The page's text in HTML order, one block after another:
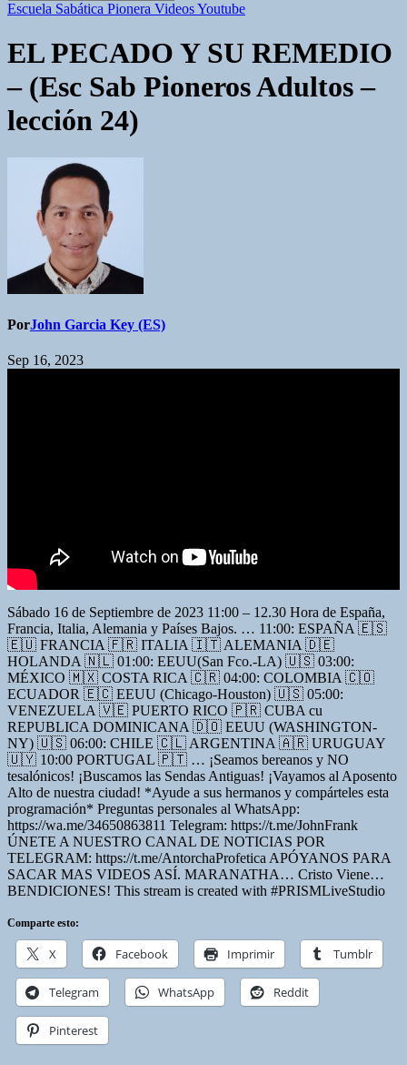
Escuela Sabática Pionera Videos Youtube
EL PECADO Y SU REMEDIO
– (Esc Sab Pioneros Adultos –
lección 24)
PorJohn Garcia Key (ES)
Sep 16, 2023
Sábado 16 de Septiembre de 2023 11:00 – 12.30 Hora de España,
Francia, Italia, Alemania y Países Bajos. … 11:00: ESPAÑA 🇪🇸
🇪🇺 FRANCIA 🇫🇷 ITALIA 🇮🇹 ALEMANIA 🇩🇪
HOLANDA 🇳🇱 01:00: EEUU(San Fco.-LA) 🇺🇸 03:00:
MÉXICO 🇲🇽 COSTA RICA 🇨🇷 04:00: COLOMBIA 🇨🇴
ECUADOR 🇪🇨 EEUU (Chicago-Houston) 🇺🇸 05:00:
VENEZUELA 🇻🇪 PUERTO RICO 🇵🇷 CUBA cu
REPUBLICA DOMINICANA 🇩🇴 EEUU (WASHINGTON-
NY) 🇺🇸 06:00: CHILE 🇨🇱 ARGENTINA 🇦🇷 URUGUAY
🇺🇾 10:00 PORTUGAL 🇵🇹 … ¡Seamos bereanos y NO
tesalónicos! ¡Buscamos las Sendas Antiguas! ¡Vayamos al Aposento
Alto de nuestra ciudad! *Ayude a sus hermanos y compárteles esta
programación* Preguntas personales al WhatsApp:
https://wa.me/34650863811 Telegram: https://t.me/JohnFrank
ÚNETE A NUESTRO CANAL DE NOTICIAS POR
TELEGRAM: https://t.me/AntorchaProfetica APÓYANOS PARA
SACAR MAS VIDEOS ASÍ. MARANATHA… Cristo Viene…
BENDICIONES! This stream is created with #PRISMLiveStudio
Comparte esto:
X Facebook Imprimir Tumblr
Telegram WhatsApp Reddit
Pinterest